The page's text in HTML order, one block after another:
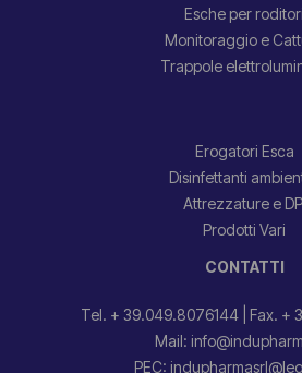
Esche per roditori
Monitoraggio e
Trappole
Erogatori Esca
Disinfettanti
Attrezzature e
Prodotti Vari
CONTATTI
Tel. + 39.049.8076144| Fax. +
Mail:
PEC: